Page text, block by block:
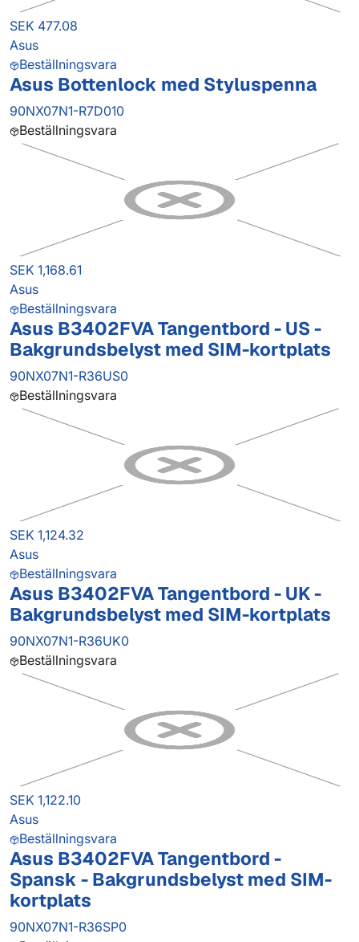
SEK 477.08
Asus
Beställningsvara
Asus Bottenlock med Styluspenna
90NX07N1-R7D010
Beställningsvara
SEK 1,168.61
Asus
Beställningsvara
Asus B3402FVA Tangentbord - US -
Bakgrundsbelyst med SIM-kortplats
90NX07N1-R36US0
Beställningsvara
SEK 1,124.32
Asus
Beställningsvara
Asus B3402FVA Tangentbord - UK -
Bakgrundsbelyst med SIM-kortplats
90NX07N1-R36UK0
Beställningsvara
SEK 1,122.10
Asus
Beställningsvara
Asus B3402FVA Tangentbord -
Spansk - Bakgrundsbelyst med SIM-
kortplats
90NX07N1-R36SP0